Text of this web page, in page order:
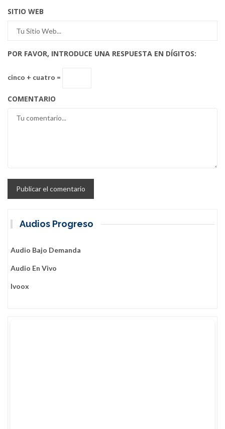
SITIO WEB
POR FAVOR, INTRODUCE UNA RESPUESTA EN DÍGITOS:
cinco + cuatro =
COMENTARIO
Audios Progreso
Audio Bajo Demanda
Audio En Vivo
Ivoox